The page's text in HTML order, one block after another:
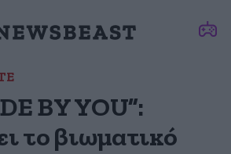
BY YOU”:
το βιωματικό